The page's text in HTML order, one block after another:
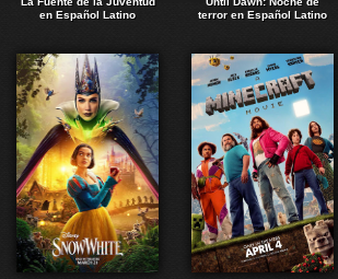
en Español Latino
terror en Español Latino